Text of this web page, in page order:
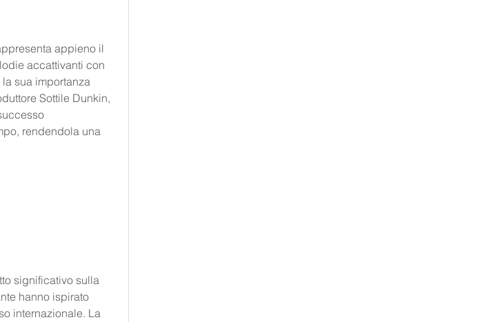
appieno il
accattivanti con
sua importanza
Sottile Dunkin,
rendendola una
significativo sulla
hanno ispirato
internazionale. La